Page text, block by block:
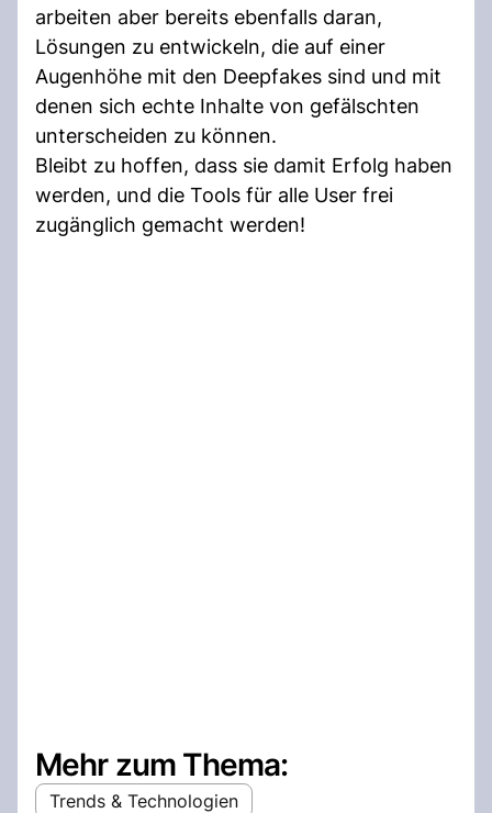
arbeiten aber bereits ebenfalls daran,
Lösungen zu entwickeln, die auf einer
Augenhöhe mit den Deepfakes sind und mit
denen sich echte Inhalte von gefälschten
unterscheiden zu können.
Bleibt zu hoffen, dass sie damit Erfolg haben
werden, und die Tools für alle User frei
zugänglich gemacht werden!
Mehr zum Thema:
Trends & Technologien